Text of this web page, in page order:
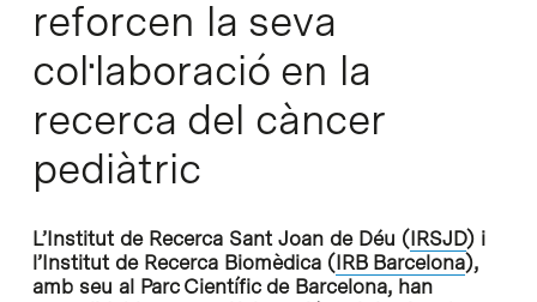
reforcen la seva
col·laboració en la
recerca del càncer
pediàtric
L’Institut de Recerca Sant Joan de Déu (IRSJD) i
l’Institut de Recerca Biomèdica (IRB Barcelona),
amb seu al Parc Científic de Barcelona, han